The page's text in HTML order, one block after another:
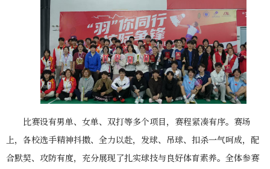
比赛设有男单、女单、双打等多个项目，赛程紧凑有序。赛场
上，各校选手精神抖擞、全力以赴，发球、吊球、扣杀一气呵成，配
合默契、攻防有度，充分展现了扎实球技与良好体育素养。全体参赛